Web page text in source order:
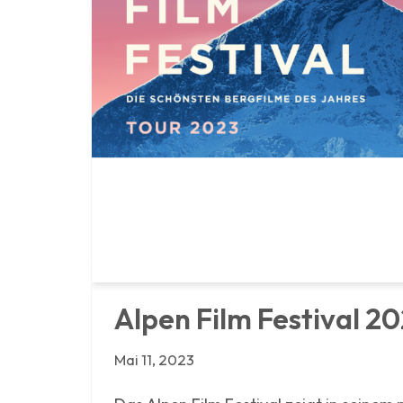
Alpen Film Festival
Mai 11, 2023